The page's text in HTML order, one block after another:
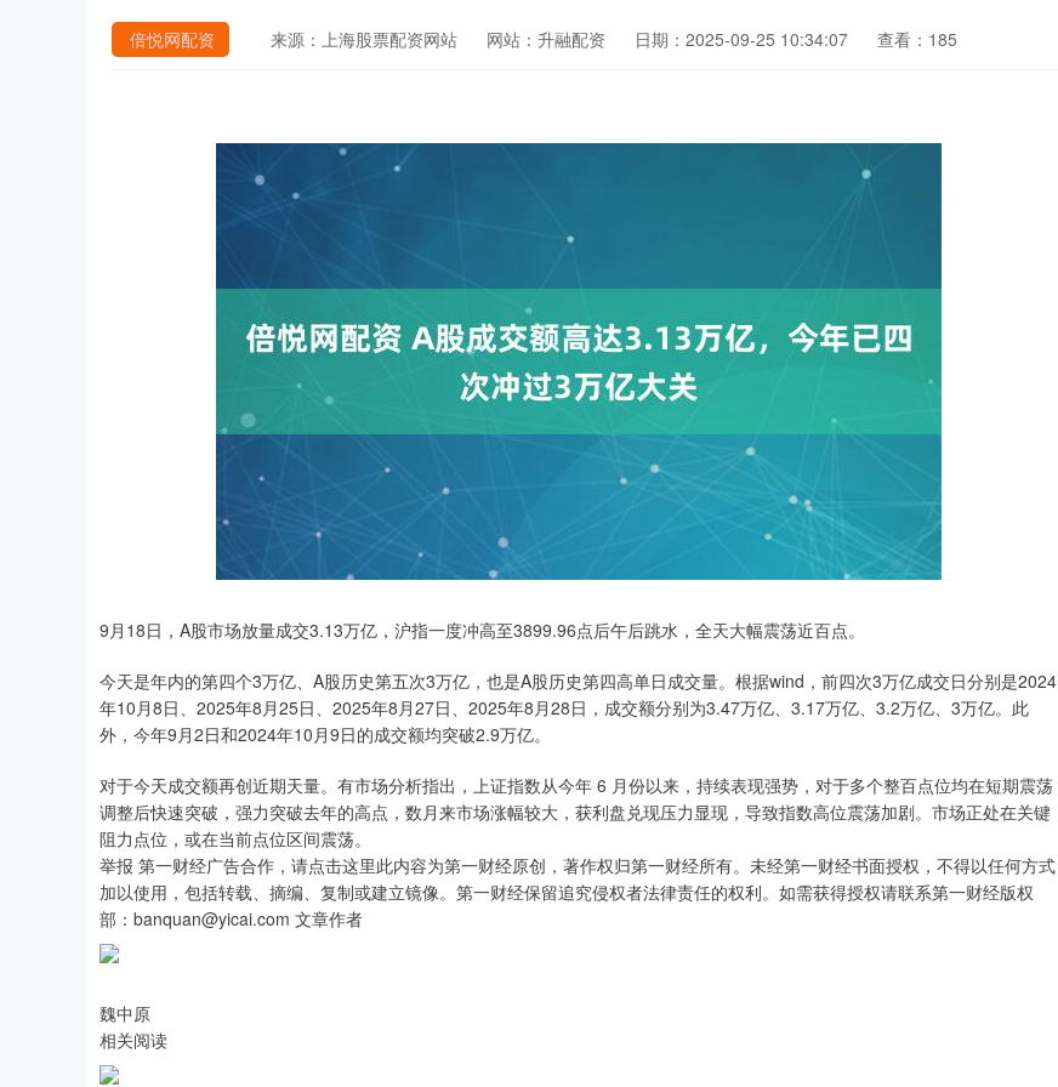
倍悦网配资 来源：上海股票配资网站 网站：升融配资 日期：2025-09-25 10:34:07 查看：185
9月18日，A股市场放量成交3.13万亿，沪指一度冲高至3899.96点后午后跳水，全天大幅震荡近百点。
今天是年内的第四个3万亿、A股历史第五次3万亿，也是A股历史第四高单日成交量。根据wind，前四次3万亿成交日分别是2024
年10月8日、2025年8月25日、2025年8月27日、2025年8月28日，成交额分别为3.47万亿、3.17万亿、3.2万亿、3万亿。此
外，今年9月2日和2024年10月9日的成交额均突破2.9万亿。
对于今天成交额再创近期天量。有市场分析指出，上证指数从今年 6 月份以来，持续表现强势，对于多个整百点位均在短期震荡
调整后快速突破，强力突破去年的高点，数月来市场涨幅较大，获利盘兑现压力显现，导致指数高位震荡加剧。市场正处在关键
阻力点位，或在当前点位区间震荡。
举报 第一财经广告合作，请点击这里此内容为第一财经原创，著作权归第一财经所有。未经第一财经书面授权，不得以任何方式
加以使用，包括转载、摘编、复制或建立镜像。第一财经保留追究侵权者法律责任的权利。如需获得授权请联系第一财经版权
部：banquan@yicai.com 文章作者
魏中原
相关阅读